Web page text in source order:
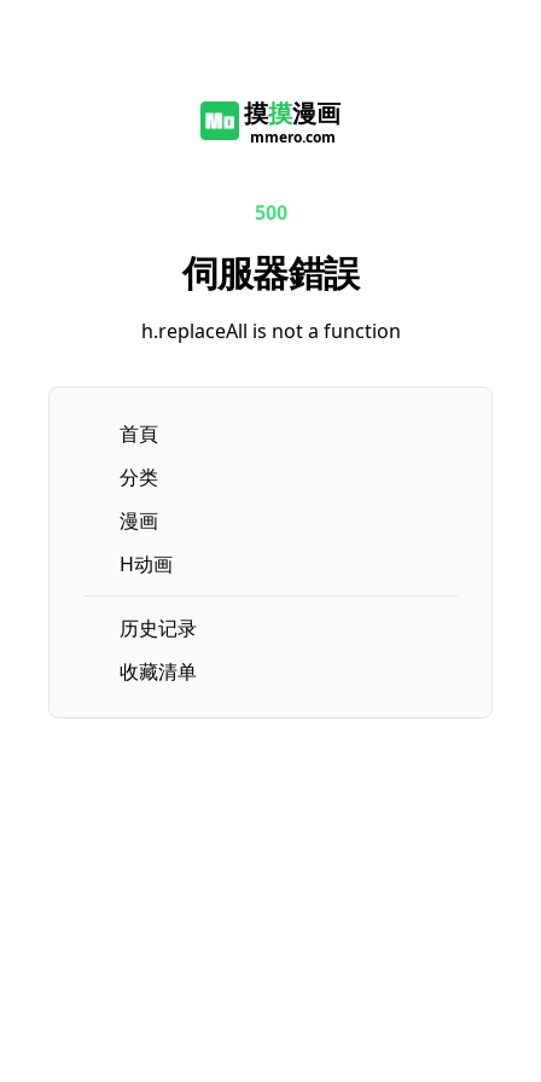
摸摸漫画
mmero.com
500
伺服器錯誤
h.replaceAll is not a function
首頁
分类
漫画
H动画
历史记录
收藏清单